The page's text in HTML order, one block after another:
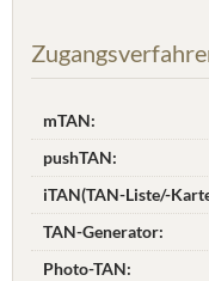
mTAN:
pushTAN:
iTAN(TAN-Liste/-
TAN-Generator:
Photo-TAN: